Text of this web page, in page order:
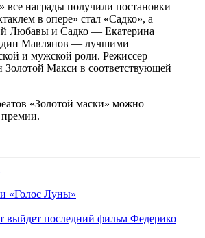
все награды получили постановки
в опере» стал «Садко», а
Любавы и Садко — Екатерина
Мавлянов — лучшими
и мужской роли. Режиссер
Золотой Макси в соответствующей
«Золотой маски» можно
премии.
выйдет последний фильм Федерико